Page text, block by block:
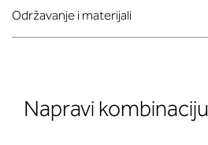
Održavanje i materijali
Napravi kombinaciju